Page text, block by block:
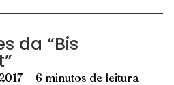
da “Bis
6 minutos de leitura